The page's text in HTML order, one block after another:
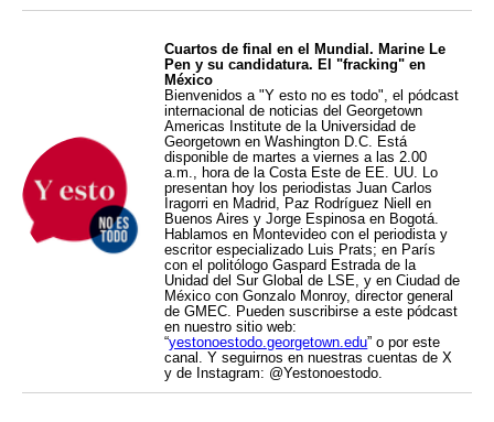
Cuartos de final en el Mundial. Marine Le
Pen y su candidatura. El "fracking" en
México
Bienvenidos a "Y esto no es todo", el pódcast
internacional de noticias del Georgetown
Americas Institute de la Universidad de
Georgetown en Washington D.C. Está
disponible de martes a viernes a las 2.00
a.m., hora de la Costa Este de EE. UU. Lo
presentan hoy los periodistas Juan Carlos
Iragorri en Madrid, Paz Rodríguez Niell en
Buenos Aires y Jorge Espinosa en Bogotá.
Hablamos en Montevideo con el periodista y
escritor especializado Luis Prats; en París
con el politólogo Gaspard Estrada de la
Unidad del Sur Global de LSE, y en Ciudad de
México con Gonzalo Monroy, director general
de GMEC. Pueden suscribirse a este pódcast
en nuestro sitio web:
“yestonoestodo.georgetown.edu” o por este
canal. Y seguirnos en nuestras cuentas de X
y de Instagram: @Yestonoestodo.